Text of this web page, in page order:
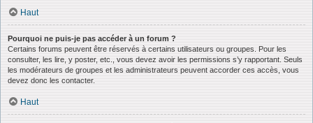
Haut
Pourquoi ne puis-je pas accéder à un forum ?
Certains forums peuvent être réservés à certains utilisateurs ou groupes. Pour les
consulter, les lire, y poster, etc., vous devez avoir les permissions s’y rapportant. Seuls
les modérateurs de groupes et les administrateurs peuvent accorder ces accès, vous
devez donc les contacter.
Haut